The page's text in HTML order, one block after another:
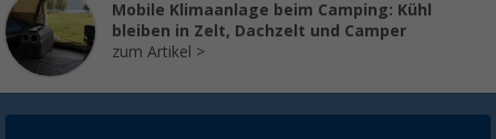
Mobile Klimaanlage beim Camping: Kühl
bleiben in Zelt, Dachzelt und Camper
zum Artikel